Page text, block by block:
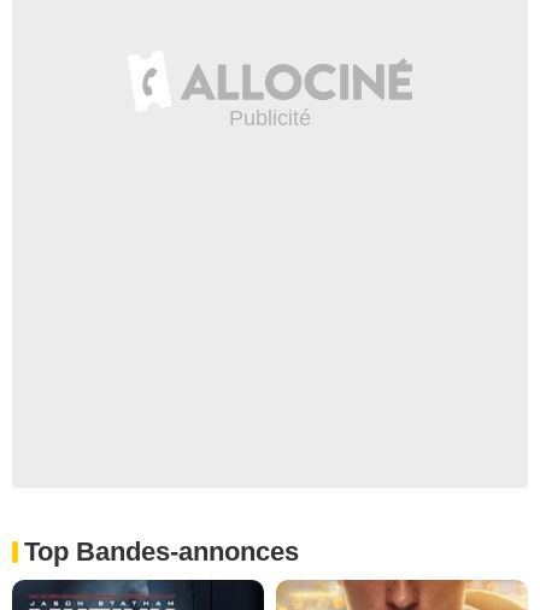
Top Bandes-annonces